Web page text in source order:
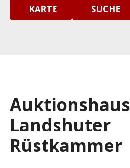
KARTE SUCHE
Auktionshaus
Landshuter
Rüstkammer